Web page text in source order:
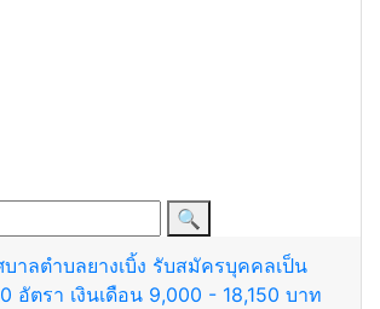
🔍
บาลตำบลยางเบิ้ง รับสมัครบุคคลเป็น
อัตรา เงินเดือน 9,000 - 18,150 บาท